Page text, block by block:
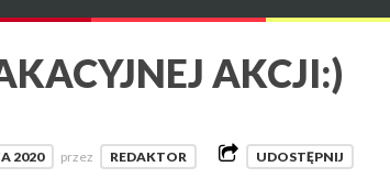
AKCJI:)
2020 przez REDAKTOR UDOSTĘPNIJ